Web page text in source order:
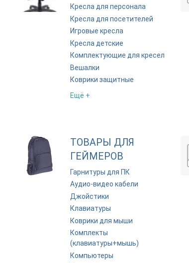
Кресла для персонала
Кресла для посетителей
Игровые кресла
Кресла детские
Комплектующие для кресел
Вешалки
Коврики защитные
Ещё +
ТОВАРЫ ДЛЯ
ГЕЙМЕРОВ
Гарнитуры для ПК
Аудио-видео кабели
Джойстики
Клавиатуры
Коврики для мыши
Комплекты
(клавиатуры+мышь)
Компьютеры